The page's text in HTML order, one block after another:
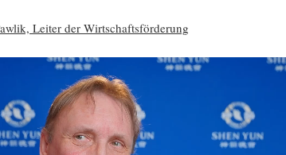
Leiter der Wirtschaftsförderung